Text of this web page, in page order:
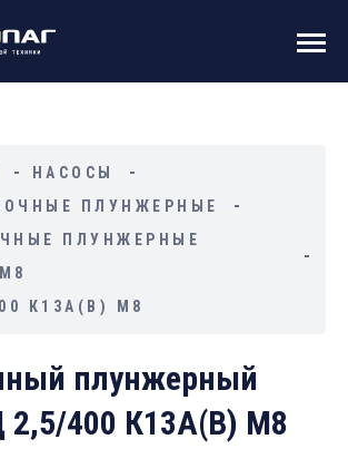
НАСОСЫ
ПЛУНЖЕРНЫЕ
ПЛУНЖЕРНЫЕ
К13А(В) М8
плунжерный
2,5/400 К13А(В) М8